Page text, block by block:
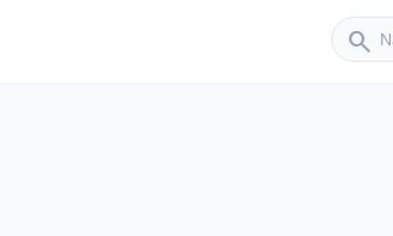
search
Sender